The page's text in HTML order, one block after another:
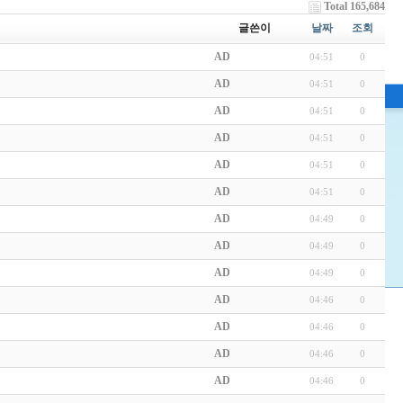
Total 165,684
글쓴이
날짜 조회
AD 04:51 0
AD 04:51 0
AD 04:51 0
AD 04:51 0
AD 04:51 0
AD 04:51 0
AD 04:49 0
AD 04:49 0
AD 04:49 0
AD 04:46 0
AD 04:46 0
AD 04:46 0
AD 04:46 0